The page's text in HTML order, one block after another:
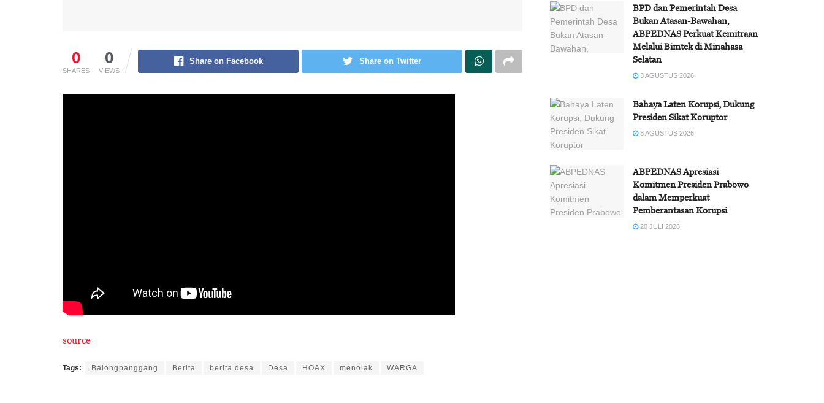
0
SHARES
0
VIEWS
Share on Facebook Share on Twitter
source
Tags: Balongpanggang Berita berita desa Desa HOAX menolak WARGA
BPD dan Pemerintah Desa
Bukan Atasan-Bawahan,
ABPEDNAS Perkuat Kemitraan
Melalui Bimtek di Minahasa
Selatan
3 AGUSTUS 2026
Bahaya Laten Korupsi, Dukung
Presiden Sikat Koruptor
3 AGUSTUS 2026
ABPEDNAS Apresiasi
Komitmen Presiden Prabowo
dalam Memperkuat
Pemberantasan Korupsi
20 JULI 2026